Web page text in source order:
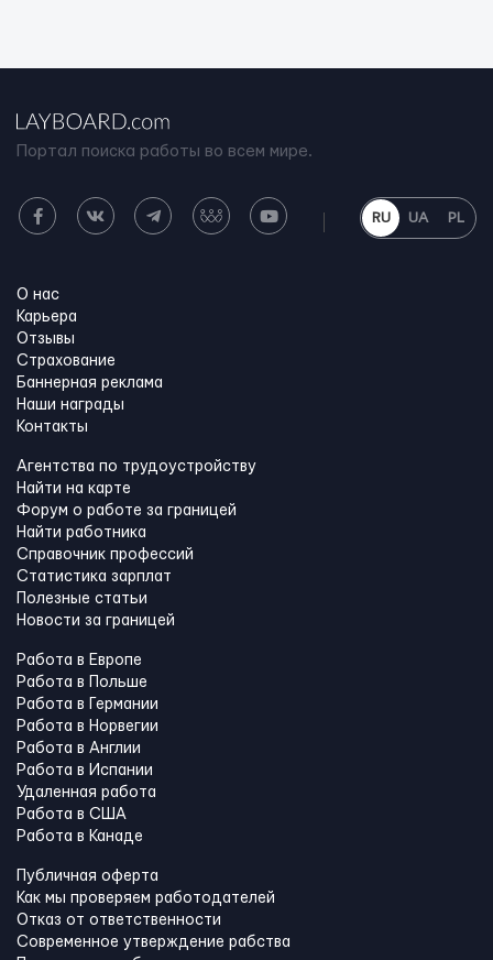
Портал поиска работы во всем мире.
RU UA PL
О нас
Карьера
Отзывы
Страхование
Баннерная реклама
Наши награды
Контакты
Агентства по трудоустройству
Найти на карте
Форум о работе за границей
Найти работника
Справочник профессий
Статистика зарплат
Полезные статьи
Новости за границей
Работа в Европе
Работа в Польше
Работа в Германии
Работа в Норвегии
Работа в Англии
Работа в Испании
Удаленная работа
Работа в США
Работа в Канадe
Публичная оферта
Как мы проверяем работодателей
Отказ от ответственности
Современное утверждение рабства